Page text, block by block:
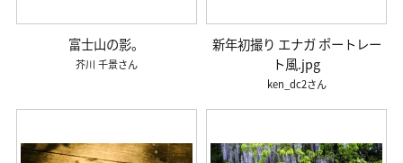
富士山の影。
芥川 千景
新年初撮り エナガ ポートレー
ト風.jpg
ken_dc2